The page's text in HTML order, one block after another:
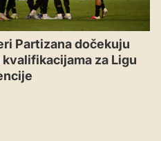
Partizana dočekuju
kvalifikacijama za Ligu